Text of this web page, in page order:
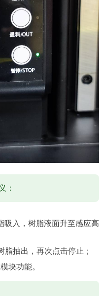
：
吸入，树脂液面升至感应高
脂抽出，再次点击停止；
块功能。